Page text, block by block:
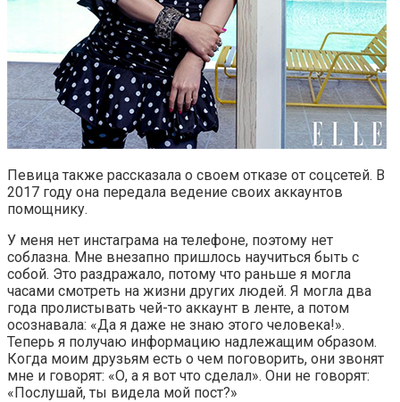
Певица также рассказала о своем отказе от соцсетей. В
2017 году она передала ведение своих аккаунтов
помощнику.
У меня нет инстаграма на телефоне, поэтому нет
соблазна. Мне внезапно пришлось научиться быть с
собой. Это раздражало, потому что раньше я могла
часами смотреть на жизни других людей. Я могла два
года пролистывать чей-то аккаунт в ленте, а потом
осознавала: «Да я даже не знаю этого человека!».
Теперь я получаю информацию надлежащим образом.
Когда моим друзьям есть о чем поговорить, они звонят
мне и говорят: «О, а я вот что сделал». Они не говорят:
«Послушай, ты видела мой пост?»